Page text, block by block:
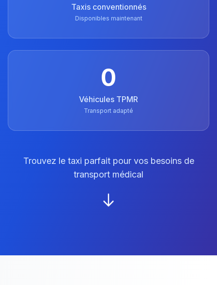
Taxis conventionnés
Disponibles maintenant
0
Véhicules TPMR
Transport adapté
Trouvez le taxi parfait pour vos besoins de
transport médical